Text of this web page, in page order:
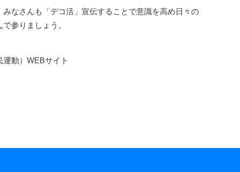
なさんも「デコ活」宣伝することで意識を高め日々の
参りましょう。
運動）WEBサイト